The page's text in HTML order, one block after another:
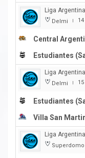
Liga
Delmi |
Central
Estudiantes
Liga
Delmi |
Estudiantes
Villa San
Liga
Superdomo La